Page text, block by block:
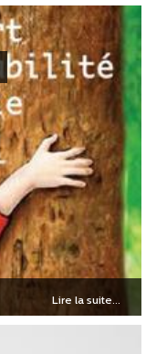
Lire la suite...